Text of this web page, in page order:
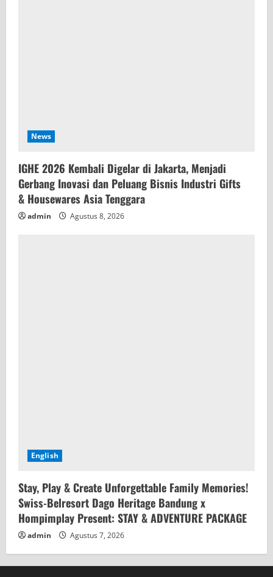
News
IGHE 2026 Kembali Digelar di Jakarta, Menjadi
Gerbang Inovasi dan Peluang Bisnis Industri Gifts
& Housewares Asia Tenggara
admin Agustus 8, 2026
English
Stay, Play & Create Unforgettable Family Memories!
Swiss-Belresort Dago Heritage Bandung x
Hompimplay Present: STAY & ADVENTURE PACKAGE
admin Agustus 7, 2026